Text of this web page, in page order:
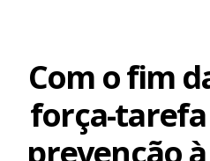
Com o fim
força-